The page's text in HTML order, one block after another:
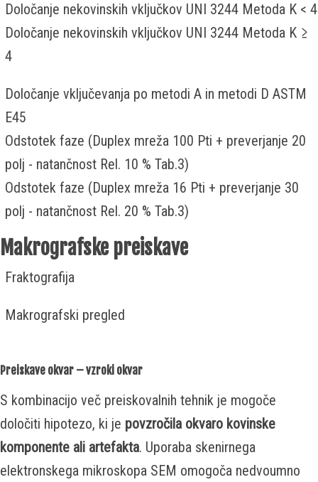
Določanje nekovinskih vključkov UNI 3244 Metoda K < 4
Določanje nekovinskih vključkov UNI 3244 Metoda K ≥
4
Določanje vključevanja po metodi A in metodi D ASTM
E45
Odstotek faze (Duplex mreža 100 Pti + preverjanje 20
polj - natančnost Rel. 10 % Tab.3)
Odstotek faze (Duplex mreža 16 Pti + preverjanje 30
polj - natančnost Rel. 20 % Tab.3)
Makrografske preiskave
Fraktografija
Makrografski pregled
Preiskave okvar – vzroki okvar
S kombinacijo več preiskovalnih tehnik je mogoče
določiti hipotezo, ki je povzročila okvaro kovinske
komponente ali artefakta. Uporaba skenirnega
elektronskega mikroskopa SEM omogoča nedvoumno